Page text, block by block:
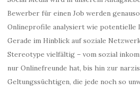
Bewerber für einen Job werden
Onlineprofile analysiert wie potentielle
Gerade im Hinblick auf soziale
Stereotype vielfältig – vom sozial
nur Onlinefreunde hat, bis hin zur
Geltungssüchtigen, die jede noch so